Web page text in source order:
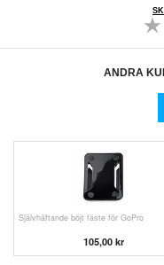
ANDRA
Självhäftande böjt fäste för GoPro
105,00 kr